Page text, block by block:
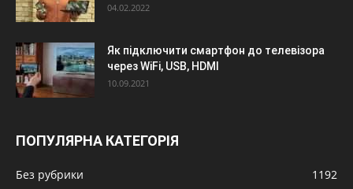
04.02.2022
Як підключити смартфон до телевізора
через WiFi, USB, HDMI
10.09.2021
ПОПУЛЯРНА КАТЕГОРІЯ
Без рубрики
1192